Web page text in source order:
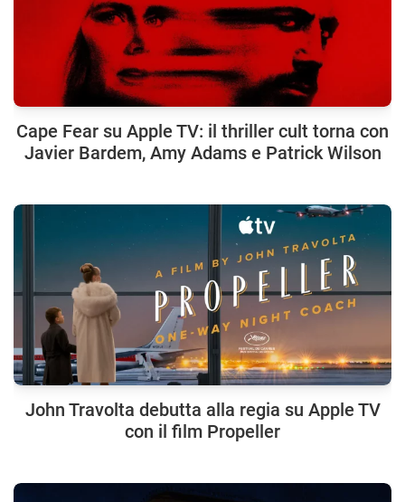
Cape Fear su Apple TV: il thriller cult torna con
Javier Bardem, Amy Adams e Patrick Wilson
John Travolta debutta alla regia su Apple TV
con il film Propeller